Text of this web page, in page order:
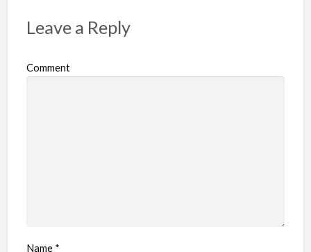
Leave a Reply
Comment
Name *